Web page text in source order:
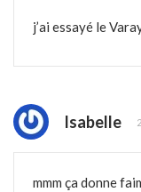
j’ai essayé le
Isabelle
mmm ça donne